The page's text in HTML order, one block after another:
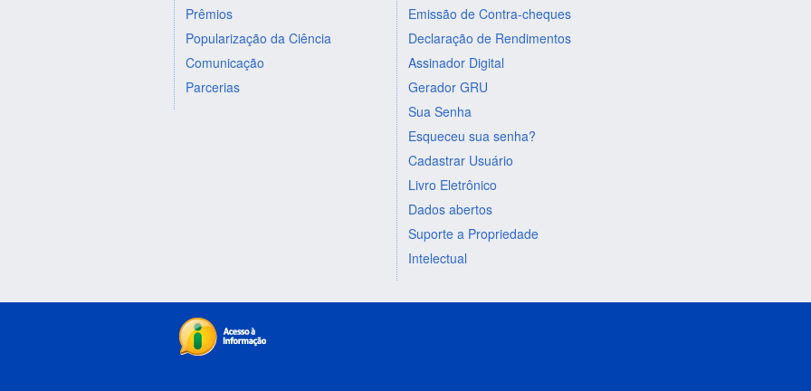
Prêmios
Popularização da Ciência
Comunicação
Parcerias
Emissão de Contra-cheques
Declaração de Rendimentos
Assinador Digital
Gerador GRU
Sua Senha
Esqueceu sua senha?
Cadastrar Usuário
Livro Eletrônico
Dados abertos
Suporte a Propriedade
Intelectual